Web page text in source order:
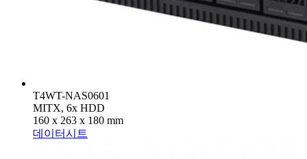
T4WT-NAS0601
MITX, 6x HDD
160 x 263 x 180 mm
데이터시트